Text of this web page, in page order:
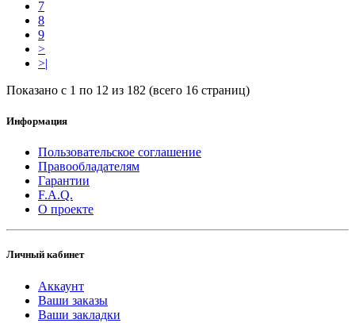
7
8
9
>
>|
Показано с 1 по 12 из 182 (всего 16 страниц)
Информация
Пользовательское соглашение
Правообладателям
Гарантии
F.A.Q.
О проекте
Личный кабинет
Аккаунт
Ваши заказы
Ваши закладки